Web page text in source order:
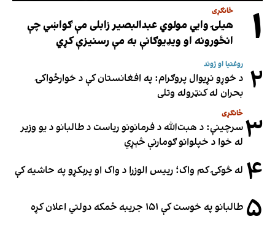
۱ ځانګړی
هیلۍ وایي مولوي عبدالبصیر زابلی مې ګواښي چې
انځورونه او ویډیوګانې به مې رسنیزې کړي
۲ روغتیا او ژوند
د خوړو نړیوال پروګرام: په افغانستان کې د خوارځواکۍ
بحران له کنټروله وتلی
۳ ځانګړی
سرچینې: د هبت‌الله د فرمانونو ریاست د طالبانو د یو وزیر
له خوا د خپلوانو ګومارنې څېړي
۴ له څوکۍ کم واک؛ رییس الوزرا د واک او پرېکړو په حاشیه کې
۵ طالبانو په خوست کې ۱۵۱ جریبه ځمکه دولتي اعلان کړه